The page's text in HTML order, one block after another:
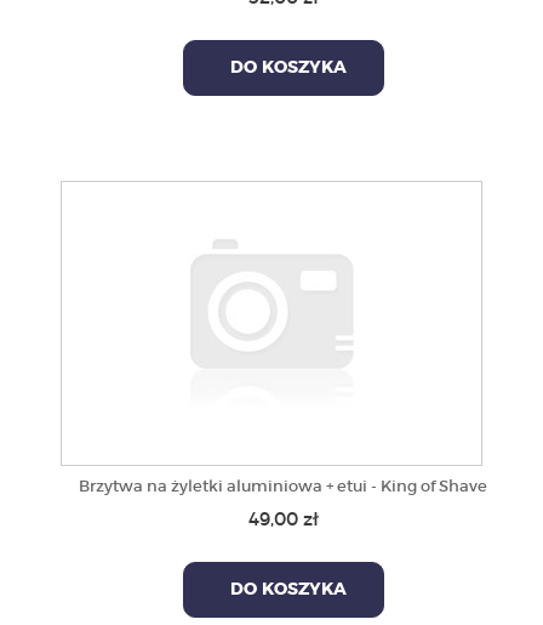
DO KOSZYKA
Brzytwa na żyletki aluminiowa + etui - King of Shave
49,00 zł
DO KOSZYKA